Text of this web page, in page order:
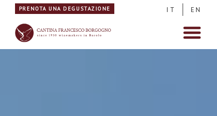
PRENOTA UNA DEGUSTAZIONE IT EN